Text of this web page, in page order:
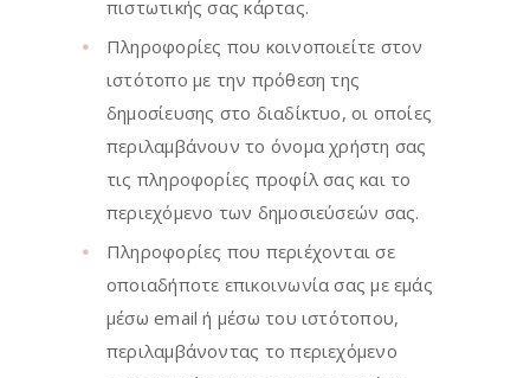
πιστωτικής σας κάρτας.
Πληροφορίες που κοινοποιείτε στον
ιστότοπο με την πρόθεση της
δημοσίευσης στο διαδίκτυο, οι οποίες
περιλαμβάνουν το όνομα χρήστη σας
τις πληροφορίες προφίλ σας και το
περιεχόμενο των δημοσιεύσεών σας.
Πληροφορίες που περιέχονται σε
οποιαδήποτε επικοινωνία σας με εμάς
μέσω email ή μέσω του ιστότοπου,
περιλαμβάνοντας το περιεχόμενο